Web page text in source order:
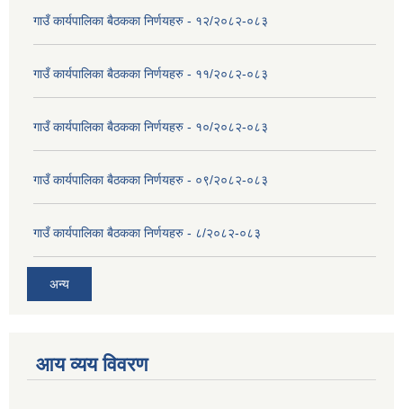
गाउँ कार्यपालिका बैठकका निर्णयहरु - १२/२०८२-०८३
गाउँ कार्यपालिका बैठकका निर्णयहरु - ११/२०८२-०८३
गाउँ कार्यपालिका बैठकका निर्णयहरु - १०/२०८२-०८३
गाउँ कार्यपालिका बैठकका निर्णयहरु - ०९/२०८२-०८३
गाउँ कार्यपालिका बैठकका निर्णयहरु - ८/२०८२-०८३
अन्य
आय व्यय विवरण